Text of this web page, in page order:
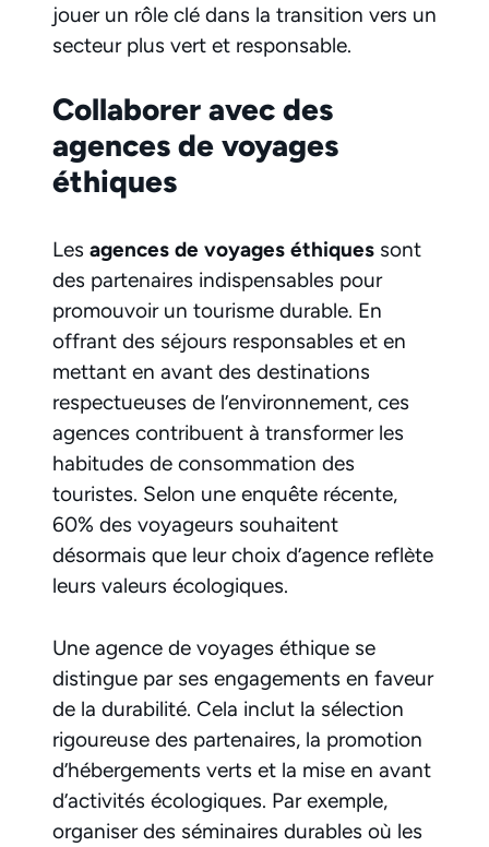
jouer un rôle clé dans la transition vers un
secteur plus vert et responsable.
Collaborer avec des
agences de voyages
éthiques
Les agences de voyages éthiques sont
des partenaires indispensables pour
promouvoir un tourisme durable. En
offrant des séjours responsables et en
mettant en avant des destinations
respectueuses de l’environnement, ces
agences contribuent à transformer les
habitudes de consommation des
touristes. Selon une enquête récente,
60% des voyageurs souhaitent
désormais que leur choix d’agence reflète
leurs valeurs écologiques.
Une agence de voyages éthique se
distingue par ses engagements en faveur
de la durabilité. Cela inclut la sélection
rigoureuse des partenaires, la promotion
d’hébergements verts et la mise en avant
d’activités écologiques. Par exemple,
organiser des séminaires durables où les